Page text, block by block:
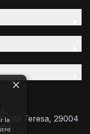
Teresa, 29004
×
la